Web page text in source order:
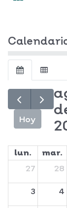
Hoy
lun. mar.
27 28
3 4